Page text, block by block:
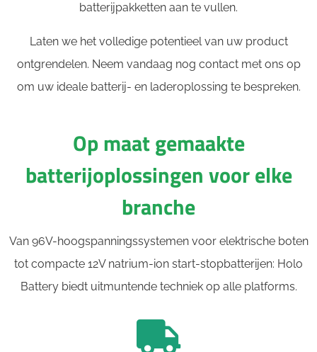
batterijpakketten aan te vullen.
Laten we het volledige potentieel van uw product
ontgrendelen. Neem vandaag nog contact met ons op
om uw ideale batterij- en laderoplossing te bespreken.
Op maat gemaakte
batterijoplossingen voor elke
branche
Van 96V-hoogspanningssystemen voor elektrische boten
tot compacte 12V natrium-ion start-stopbatterijen: Holo
Battery biedt uitmuntende techniek op alle platforms.